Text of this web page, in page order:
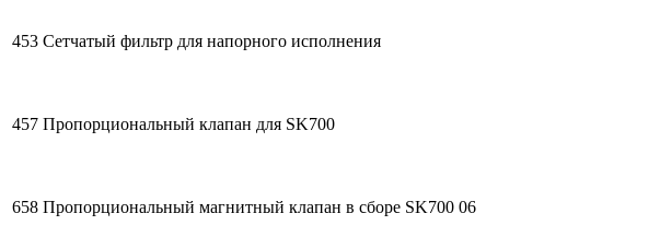
453 Сетчатый фильтр для напорного исполнения
457 Пропорциональный клапан для SK700
658 Пропорциональный магнитный клапан в сборе SK700 06